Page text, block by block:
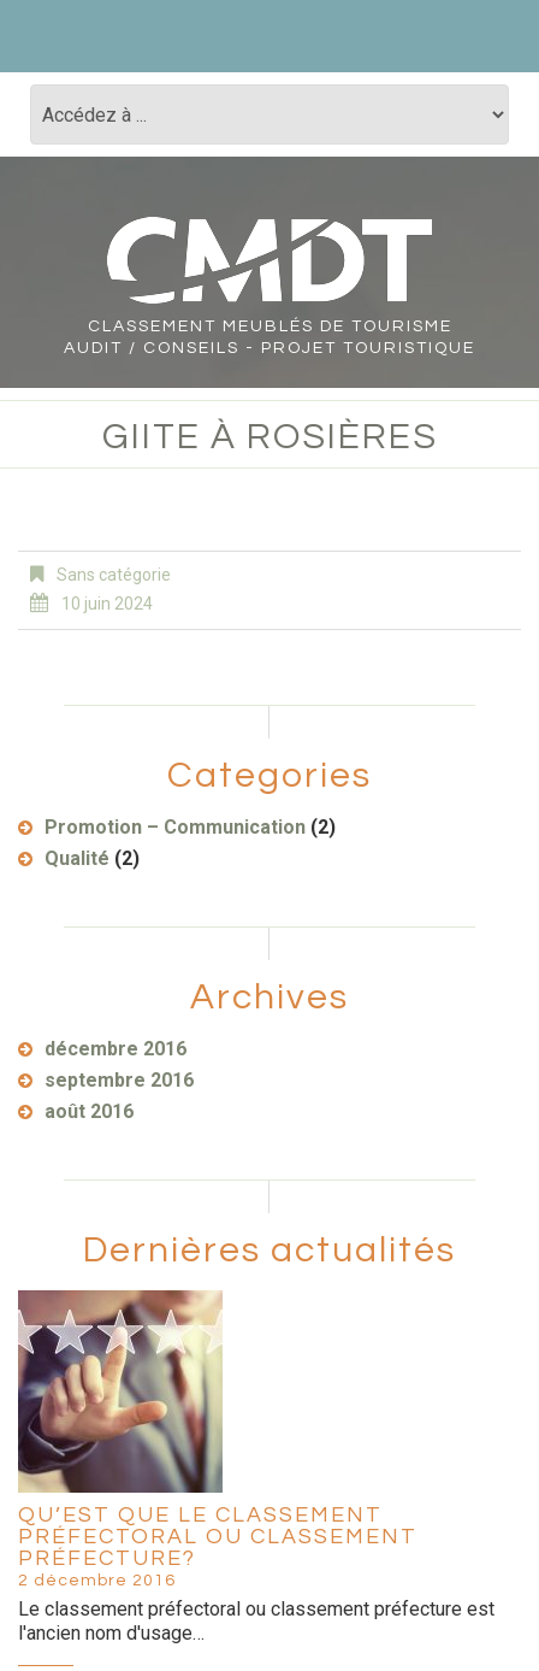
CLASSEMENT
MEUBLÉS DE TOURISME
AUDIT / CONSEILS - PROJET TOURISTIQUE
GIITE À ROSIÈRES
Sans catégorie
10 juin 2024
Categories
Promotion – Communication (2)
Qualité (2)
Archives
décembre 2016
septembre 2016
août 2016
Dernières actualités
QU’EST QUE LE CLASSEMENT
PRÉFECTORAL OU CLASSEMENT
PRÉFECTURE?
2 décembre 2016
Le classement préfectoral ou classement préfecture est
l'ancien nom d'usage…